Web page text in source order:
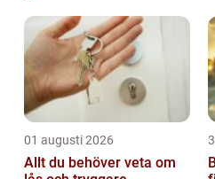
01 augusti 2026
Allt du behöver veta om